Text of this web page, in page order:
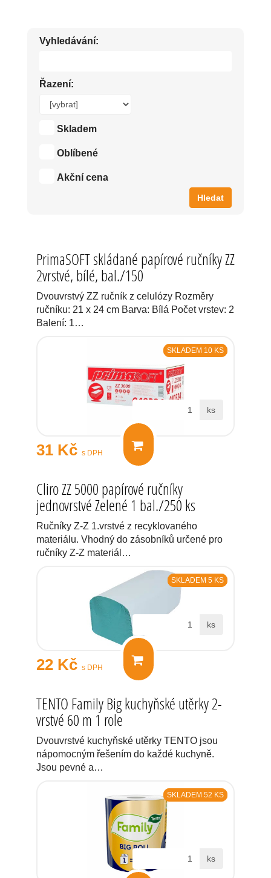
Vyhledávání:
Řazení:
Skladem
Oblíbené
Akční cena
Hledat
PrimaSOFT skládané papírové ručníky ZZ
2vrstvé, bílé, bal./150
Dvouvrstvý ZZ ručník z celulózy Rozměry
ručníku: 21 x 24 cm Barva: Bílá Počet vrstev: 2
Balení: 1…
SKLADEM 10 KS
31 Kč s DPH
ks
Cliro ZZ 5000 papírové ručníky
jednovrstvé Zelené 1 bal./250 ks
Ručníky Z-Z 1.vrstvé z recyklovaného
materiálu. Vhodný do zásobníků určené pro
ručníky Z-Z materiál…
SKLADEM 5 KS
22 Kč s DPH
ks
TENTO Family Big kuchyňské utěrky 2-
vrstvé 60 m 1 role
Dvouvrstvé kuchyňské utěrky TENTO jsou
nápomocným řešením do každé kuchyně.
Jsou pevné a…
SKLADEM 52 KS
ks